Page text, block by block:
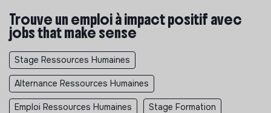
Trouve un emploi à impact positif avec
jobs that make sense
Stage Ressources Humaines
Alternance Ressources Humaines
Emploi Ressources Humaines Stage Formation